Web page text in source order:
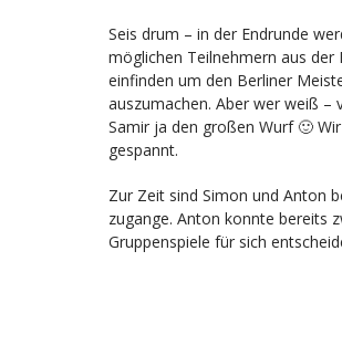
Seis drum – in der Endrunde
möglichen Teilnehmern aus der
einfinden um den Berliner
auszumachen. Aber wer weiß –
Samir ja den großen Wurf 🙂
gespannt.
Zur Zeit sind Simon und Anton
zugange. Anton konnte bereits
Gruppenspiele für sich